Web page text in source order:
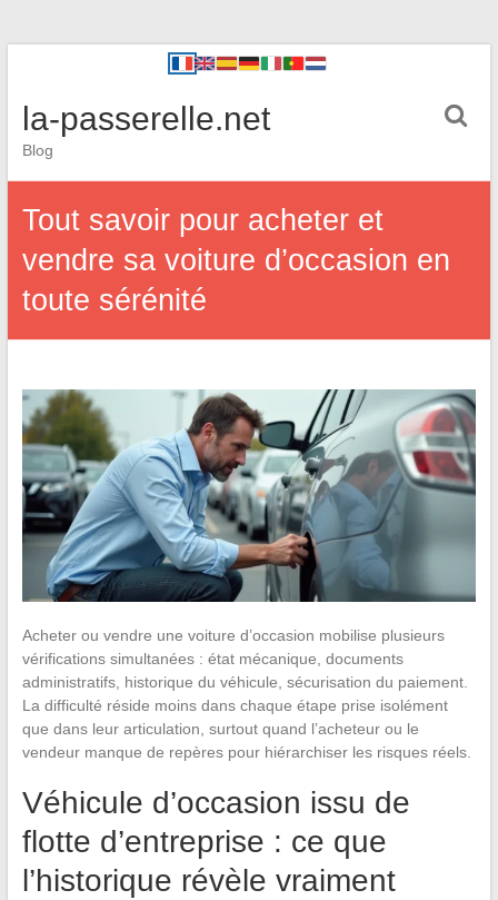
la-passerelle.net
Blog
Tout savoir pour acheter et
vendre sa voiture d’occasion en
toute sérénité
Acheter ou vendre une voiture d’occasion mobilise plusieurs
vérifications simultanées : état mécanique, documents
administratifs, historique du véhicule, sécurisation du paiement.
La difficulté réside moins dans chaque étape prise isolément
que dans leur articulation, surtout quand l’acheteur ou le
vendeur manque de repères pour hiérarchiser les risques réels.
Véhicule d’occasion issu de
flotte d’entreprise : ce que
l’historique révèle vraiment